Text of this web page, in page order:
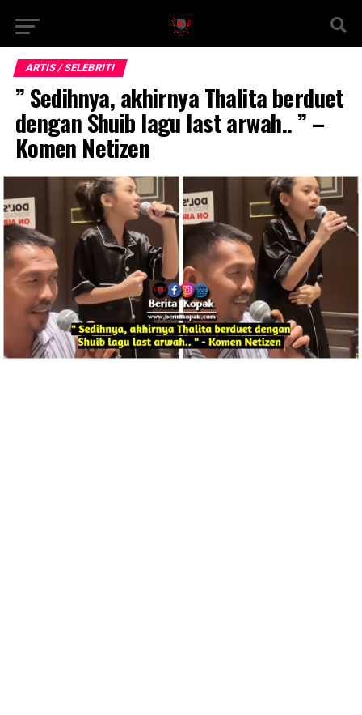
ARTIS / SELEBRITI
” Sedihnya, akhirnya Thalita berduet
dengan Shuib lagu last arwah.. ” –
Komen Netizen